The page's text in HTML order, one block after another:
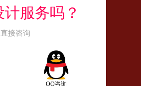
服务吗？
接咨询
QQ咨询